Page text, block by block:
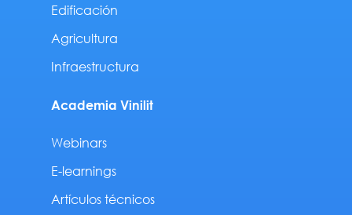
Edificación
Agricultura
Infraestructura
Academia Vinilit
Webinars
E-learnings
Artículos técnicos